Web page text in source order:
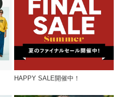
HAPPY SALE開催中！